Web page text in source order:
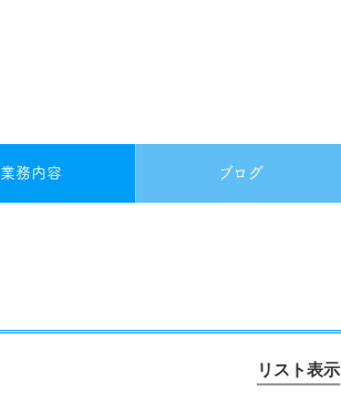
業務内容 ブログ
リスト表示